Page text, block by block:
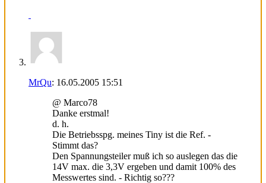
MrQu: 16.05.2005 15:51
@ Marco78
Danke erstmal!
d. h.
Die Betriebsspg. meines Tiny ist die Ref. -
Stimmt das?
Den Spannungsteiler muß ich so auslegen das die
14V max. die 3,3V ergeben und damit 100% des
Messwertes sind. - Richtig so???